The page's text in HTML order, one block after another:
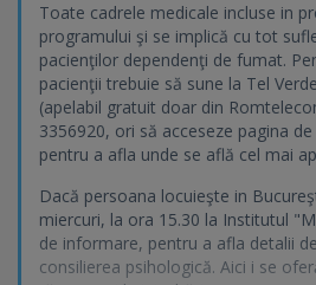
Toate cadrele medicale incluse in
programului şi se implică cu tot
pacienţilor dependenţi de fumat.
pacienţii trebuie să sune la Tel
(apelabil gratuit doar din
3356920, ori să acceseze pagina
pentru a afla unde se află cel mai
Dacă persoana locuieşte in
miercuri, la ora 15.30 la Institutul
de informare, pentru a afla detalii
consilierea psihologică. Aici i se